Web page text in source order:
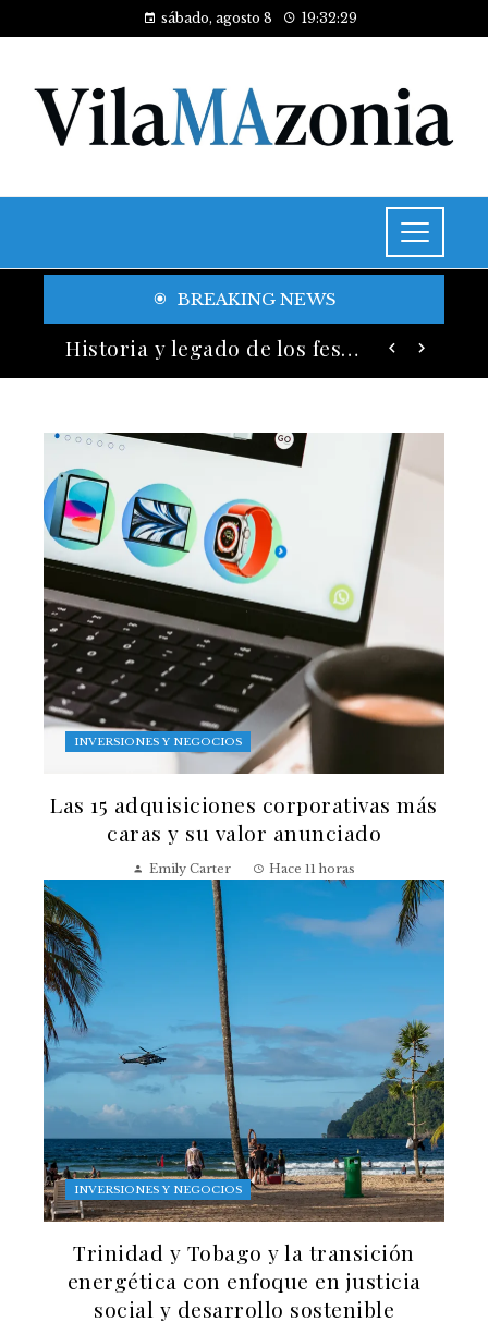
sábado, agosto 8 19:32:31
BREAKING NEWS
Historia y legado de los festivales de música más antiguos
INVERSIONES Y NEGOCIOS
Las 15 adquisiciones corporativas más
caras y su valor anunciado
Emily Carter Hace 11 horas
INVERSIONES Y NEGOCIOS
Trinidad y Tobago y la transición
energética con enfoque en justicia
social y desarrollo sostenible